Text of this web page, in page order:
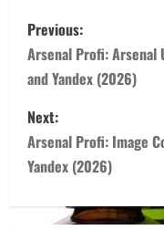
P
o
s
t
n
Previous:
Arsenal Profi: Arsenal
and Yandex (2026)
Next:
Arsenal Profi: Image
Yandex (2026)